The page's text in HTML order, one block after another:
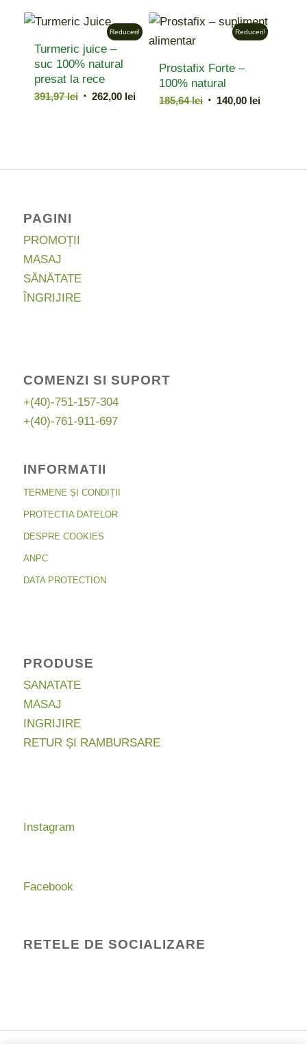
fost:
168,13 lei.
130,00 lei.
fost:
229,20 lei.
189,00 lei.
Turmeric juice –
suc 100% natural
presat la rece
391,97lei Prețul
262,00 leiPrețul
Reduceri!
Prostafix Forte –
100% natural
185,64lei Prețul
140,00 leiPrețul
Reduceri!
PAGINI
PROMOȚII
MASAJ
SĂNĂTATE
ÎNGRIJIRE
COMENZI SI SUPORT
+(40)-751-157-304
+(40)-761-911-697
INFORMATII
TERMENE ȘI CONDIȚII
PROTECTIA DATELOR
DESPRE COOKIES
ANPC
DATA PROTECTION
PRODUSE
SANATATE
MASAJ
INGRIJIRE
RETUR ȘI RAMBURSARE
Instagram
Facebook
RETELE DE SOCIALIZARE